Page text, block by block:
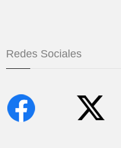
Redes Sociales